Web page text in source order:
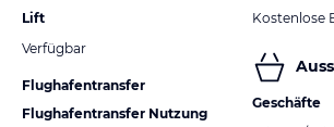
Lift
Verfügbar
Flughafentransfer
Flughafentransfer Nutzung
Kostenlose
Geschäfte